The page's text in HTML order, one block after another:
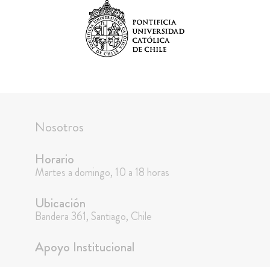
Nosotros
Horario
Martes a domingo, 10 a 18 horas
Ubicación
Bandera 361, Santiago, Chile
Apoyo Institucional